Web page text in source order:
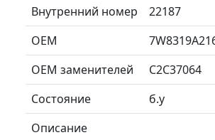
Внутренний номер
22187
ОЕМ
ОЕМ заменителей
C2C37064
Состояние
б.у
Описание